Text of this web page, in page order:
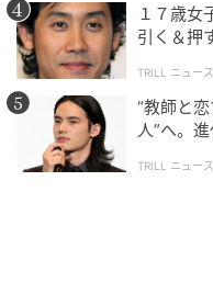
スクリーンへと大きく
み上げてきた細やかな
ンの中で問われる。
場が変わっても、誠
ない。アイドルとし
１７歳女
引く＆押
TRILL ニュース
“教師と
人”へ。
TRILL ニュース